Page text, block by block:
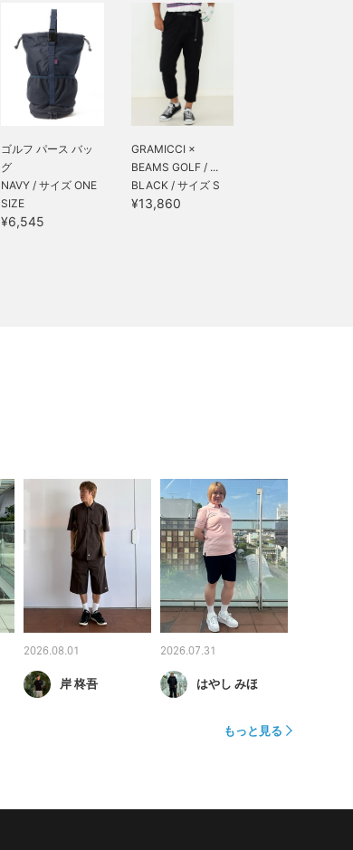
ゴルフ パース バッ
グ
NAVY / サイズ ONE
SIZE
¥6,545
GRAMICCI ×
BEAMS GOLF / ...
BLACK / サイズ S
¥13,860
2026.08.01
岸 柊吾
2026.07.31
はやし みほ
もっと見る